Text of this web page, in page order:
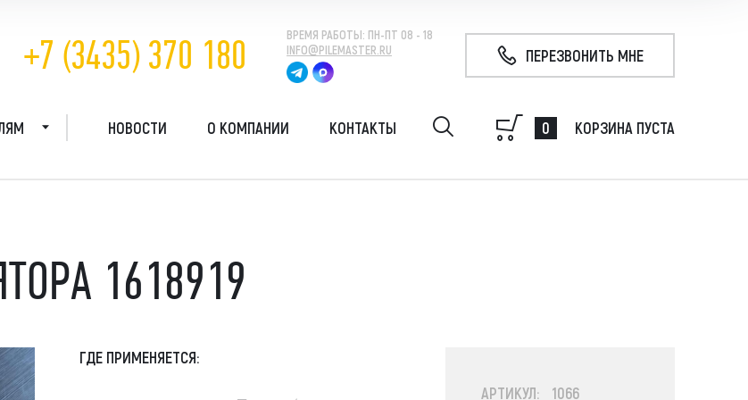
+7 (3435) 370 180 ВРЕМЯ РАБОТЫ: ПН-ПТ 08 - 18
INFO@PILEMASTER.RU
ПЕРЕЗВОНИТЬ МНЕ
Срубка свай
Стабилизатор
Торфмашины
НОВОСТИ О КОМПАНИИ КОНТАКТЫ 0 КОРЗИНА ПУСТА
1618919
ГДЕ ПРИМЕНЯЕТСЯ:
АРТИКУЛ: 1066